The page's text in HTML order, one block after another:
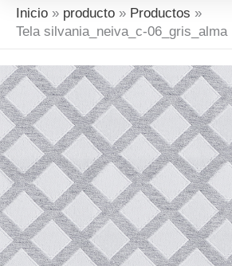
Inicio producto
Productos
Tela silvania_neiva_c-06_gris_alma